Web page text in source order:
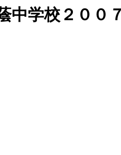
中学校２００